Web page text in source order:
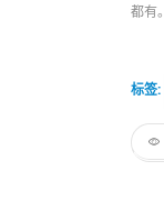
都有。
标签: